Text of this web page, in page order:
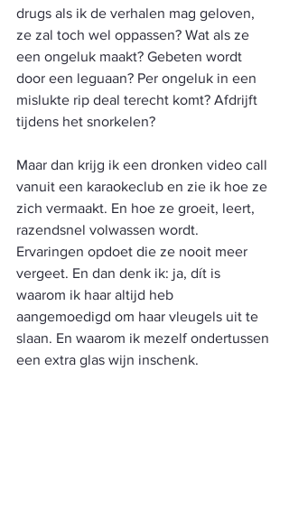
drugs als ik de verhalen mag geloven,
ze zal toch wel oppassen? Wat als ze
een ongeluk maakt? Gebeten wordt
door een leguaan? Per ongeluk in een
mislukte rip deal terecht komt? Afdrijft
tijdens het snorkelen?
Maar dan krijg ik een dronken video call
vanuit een karaokeclub en zie ik hoe ze
zich vermaakt. En hoe ze groeit, leert,
razendsnel volwassen wordt.
Ervaringen opdoet die ze nooit meer
vergeet. En dan denk ik: ja, dít is
waarom ik haar altijd heb
aangemoedigd om haar vleugels uit te
slaan. En waarom ik mezelf ondertussen
een extra glas wijn inschenk.